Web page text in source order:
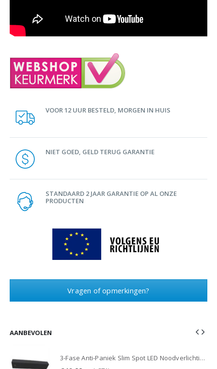
VOOR 12 UUR BESTELD, MORGEN IN HUIS
NIET GOED, GELD TERUG GARANTIE
STANDAARD 2 JAAR GARANTIE OP AL ONZE
PRODUCTEN
Vragen of opmerkingen?
AANBEVOLEN
3-Fase Anti-Paniek Slim Spot LED Noodverlichting 3W - Zwart